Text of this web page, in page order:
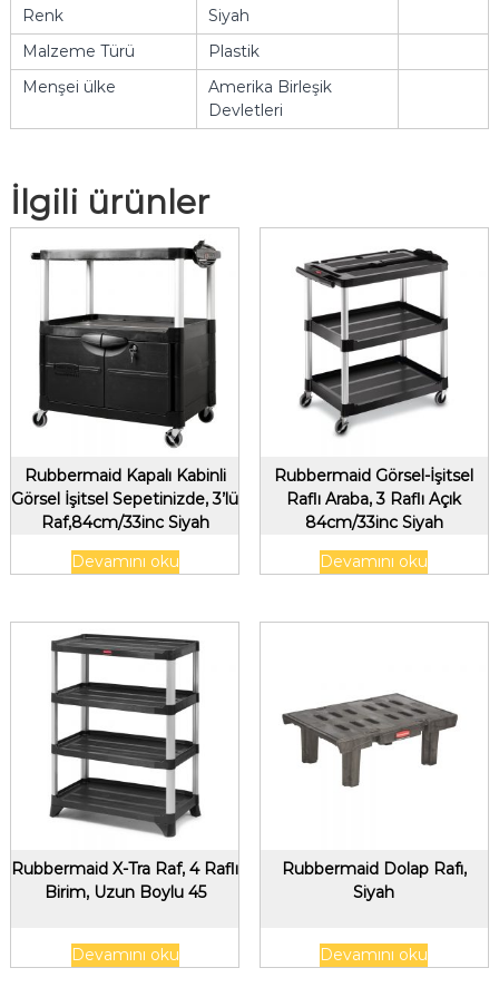
Renk
Siyah
Malzeme Türü
Plastik
Menşei ülke
Amerika Birleşik
Devletleri
İlgili ürünler
Rubbermaid Kapalı Kabinli
Görsel İşitsel Sepetinizde, 3’lü
Raf,84cm/33inc Siyah
Devamını oku
Rubbermaid Görsel-İşitsel
Raflı Araba, 3 Raflı Açık
84cm/33inc Siyah
Devamını oku
Rubbermaid X-Tra Raf, 4 Raflı
Birim, Uzun Boylu 45
Devamını oku
Rubbermaid Dolap Rafı,
Siyah
Devamını oku